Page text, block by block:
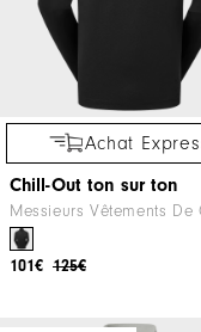
Achat
Chill-Out ton sur ton
Messieurs Vêtements De
125€
101€